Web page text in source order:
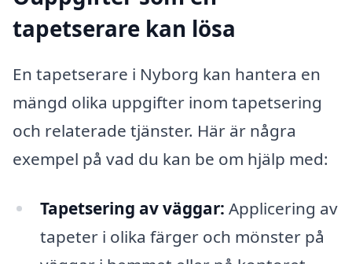
tapetserare kan lösa
En tapetserare i Nyborg kan hantera en
mängd olika uppgifter inom tapetsering
och relaterade tjänster. Här är några
exempel på vad du kan be om hjälp med:
Tapetsering av väggar: Applicering av
tapeter i olika färger och mönster på